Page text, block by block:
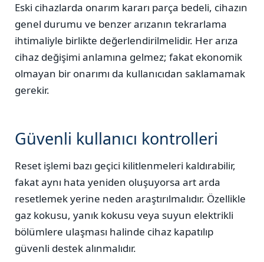
Eski cihazlarda onarım kararı parça bedeli, cihazın
genel durumu ve benzer arızanın tekrarlama
ihtimaliyle birlikte değerlendirilmelidir. Her arıza
cihaz değişimi anlamına gelmez; fakat ekonomik
olmayan bir onarımı da kullanıcıdan saklamamak
gerekir.
Güvenli kullanıcı kontrolleri
Reset işlemi bazı geçici kilitlenmeleri kaldırabilir,
fakat aynı hata yeniden oluşuyorsa art arda
resetlemek yerine neden araştırılmalıdır. Özellikle
gaz kokusu, yanık kokusu veya suyun elektrikli
bölümlere ulaşması halinde cihaz kapatılıp
güvenli destek alınmalıdır.